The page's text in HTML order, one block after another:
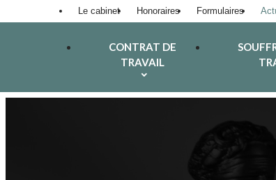
Le cabinet Honoraires Formulaires
CONTRAT DE
TRAVAIL
Panneau de gestion des cookies